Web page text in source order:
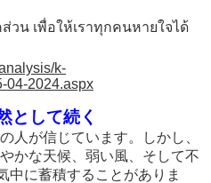
น เพื่อให้เราทุกคนหายใจได้
k-
04-2024.aspx
として続く
人が信じています。しかし、
かな天候、弱い風、そして不
中に蓄積することがありま